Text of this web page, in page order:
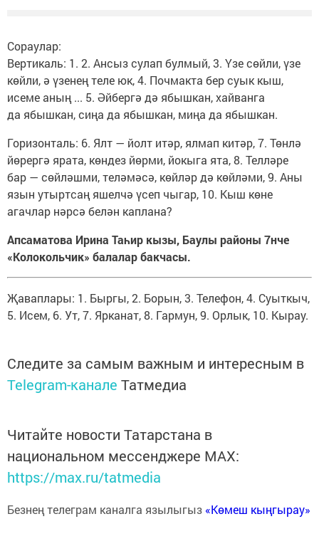
Сораулар:
Вертикаль: 1. 2. Ансыз сулап булмый, 3. Үзе сөйли, үзе
көйли, ә үзенең теле юк, 4. Почмакта бер суык кыш,
исеме аның ... 5. Әйбергә дә ябышкан, хайванга
да ябышкан, сиңа да ябышкан, миңа да ябышкан.
Горизонталь: 6. Ялт — йолт итәр, ялмап китәр, 7. Төнлә
йөрергә ярата, көндез йөрми, йокыга ята, 8. Телләре
бар — сөйләшми, теләмәсә, көйләр дә көйләми, 9. Аны
язын утыртсаң яшелчә үсеп чыгар, 10. Кыш көне
агачлар нәрсә белән каплана?
Апсаматова Ирина Таһир кызы, Баулы районы 7нче
«Колокольчик» балалар бакчасы.
Җаваплары: 1. Быргы, 2. Борын, 3. Телефон, 4. Суыткыч,
5. Исем, 6. Ут, 7. Ярканат, 8. Гармун, 9. Орлык, 10. Кырау.
Следите за самым важным и интересным в
Telegram-канале Татмедиа
Читайте новости Татарстана в
национальном мессенджере MАХ:
https://max.ru/tatmedia
Безнең телеграм каналга язылыгыз «Көмеш кыңгырау»